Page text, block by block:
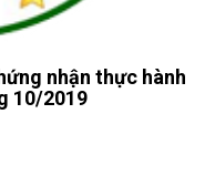
nhận thực hành
10/2019